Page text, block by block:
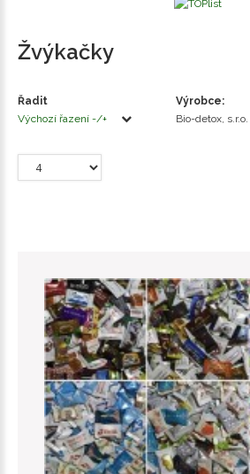
Žvýkačky
Řadit
Výchozí řazení -/+
Výrobce:
Bio-detox, s.r.o.